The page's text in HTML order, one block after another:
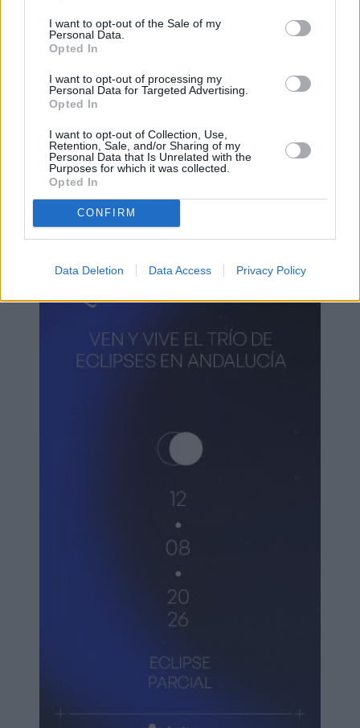
I want to opt-out of the Sale of my
Personal Data.
Opted In
I want to opt-out of processing my
Personal Data for Targeted Advertising.
Opted In
I want to opt-out of Collection, Use,
Retention, Sale, and/or Sharing of my
Personal Data that Is Unrelated with the
Purposes for which it was collected.
Opted In
CONFIRM
Data Deletion Data Access Privacy Policy